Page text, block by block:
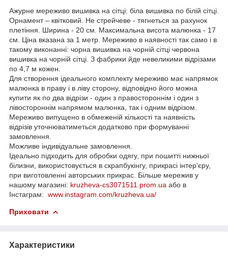
Ажурне мереживо вишивка на сітці: біла вишивка по білій сітці.
Орнамент – квітковий. Не стрейчеве - тягнеться за рахунок
плетіння. Ширина - 20 см. Максимальна висота малюнка - 17
см. Ціна вказана за 1 метр. Мереживо в наявності так само і в
такому виконанні: чорна вишивка на чорній сітці червона
вишивка на чорній сітці. З фабрики йде невеликими відрізами
по 4,7 м кожен.
Для створення ідеального комплекту мереживо має напрямок
малюнка в праву і в ліву сторону, відповідно його можна
купити як по два відрізи - один з правостороннім і один з
лівостороннім напрямом малюнка, так і одним відрізом.
Мереживо випущено в обмеженій кількості та наявність
відрізів уточнюватиметься додатково при формуванні
замовлення.
Можливе індивідуальне замовлення.
Ідеально підходить для обробки одягу, при пошитті нижньої
білизни, використовується в скрапбукінгу, прикрасі інтер'єру,
при виготовленні авторських прикрас. Більше мережив у
нашому магазині: kruzheva-cs3071511.prom.ua або в
Інстаграм: www.instagram.com/kruzheva.ua/
Приховати
Характеристики